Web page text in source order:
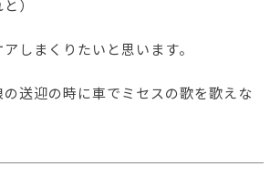
）
しまくりたいと思います。
送迎の時に車でミセスの歌を歌えな